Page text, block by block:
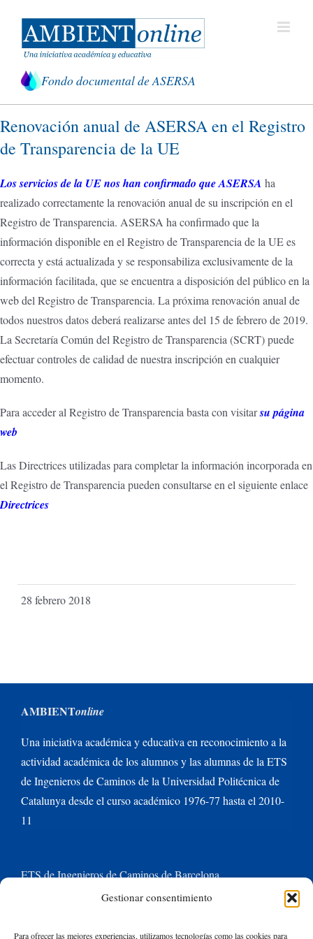
Gestionar consentimiento
Para ofrecer las mejores experiencias, utilizamos tecnologías como las cookies para
contenido
Fondo documental de ASERSA
Renovación anual de ASERSA en el Registro
de Transparencia de la UE
Los servicios de la UE nos han confirmado que ASERSA ha
realizado correctamente la renovación anual de su inscripción en el
Registro de Transparencia. ASERSA ha confirmado que la
información disponible en el Registro de Transparencia de la UE es
correcta y está actualizada y se responsabiliza exclusivamente de la
información facilitada, que se encuentra a disposición del público en la
web del Registro de Transparencia. La próxima renovación anual de
todos nuestros datos deberá realizarse antes del 15 de febrero de 2019.
La Secretaría Común del Registro de Transparencia (SCRT) puede
efectuar controles de calidad de nuestra inscripción en cualquier
momento.
Para acceder al Registro de Transparencia basta con visitarsu página
web
Las Directrices utilizadas para completar la información incorporada en
el Registro de Transparencia pueden consultarse en el siguiente enlace
Directrices
28 febrero 2018
AMBIENTonline
Una iniciativa académica y educativa en reconocimiento a la
actividad académica de los alumnos y las alumnas de la ETS
de Ingenieros de Caminos de la Universidad Politécnica de
Catalunya desde el curso académico 1976-77 hasta el 2010-
11
ETS de Ingenieros de Caminos de Barcelona
Universitat Politècnica de Catalunya BarcelonaTech